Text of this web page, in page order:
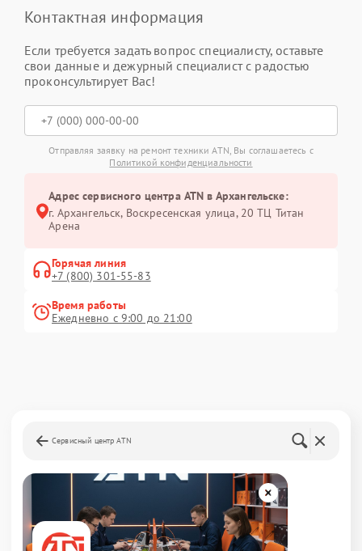
Контактная информация
Если требуется задать вопрос специалисту, оставьте
свои данные и дежурный специалист с радостью
проконсультирует Вас!
Отправляя заявку на ремонт техники ATN, Вы соглашаетесь с
Политикой конфиденциальности
Адрес сервисного центра ATN в Архангельске:
г. Архангельск, Воскресенская улица, 20 ТЦ Титан
Арена
Горячая линия
+7 (800) 301-55-83
Время работы
Ежедневно с 9:00 до 21:00
Сервисный центр ATN